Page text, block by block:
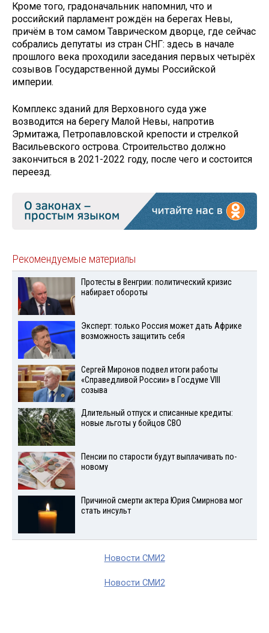
Кроме того, градоначальник напомнил, что и
российский парламент рождён на берегах Невы,
причём в том самом Таврическом дворце, где сейчас
собрались депутаты из стран СНГ: здесь в начале
прошлого века проходили заседания первых четырёх
созывов Государственной думы Российской
империи.
Комплекс зданий для Верховного суда уже
возводится на берегу Малой Невы, напротив
Эрмитажа, Петропавловской крепости и стрелкой
Васильевского острова. Строительство должно
закончиться в 2021-2022 году, после чего и состоится
переезд.
Рекомендуемые материалы
Протесты в Венгрии: политический кризис
набирает обороты
Эксперт: только Россия может дать Африке
возможность защитить себя
Сергей Миронов подвел итоги работы
«Справедливой России» в Госдуме VIII
созыва
Длительный отпуск и списанные кредиты:
новые льготы у бойцов СВО
Пенсии по старости будут выплачивать по-
новому
Причиной смерти актера Юрия Смирнова мог
стать инсульт
Новости СМИ2
Новости СМИ2